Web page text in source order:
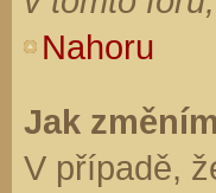
Nahoru
Jak
V případě,